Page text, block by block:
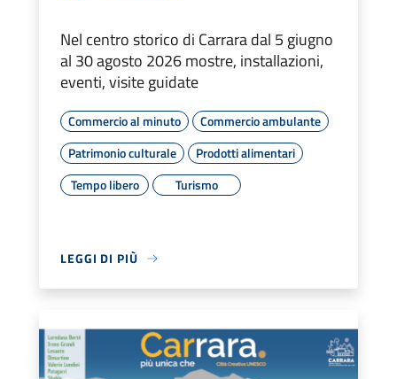
Nel centro storico di Carrara dal 5 giugno
al 30 agosto 2026 mostre, installazioni,
eventi, visite guidate
Commercio al minuto
Commercio ambulante
Patrimonio culturale
Prodotti alimentari
Tempo libero
Turismo
LEGGI DI PIÙ